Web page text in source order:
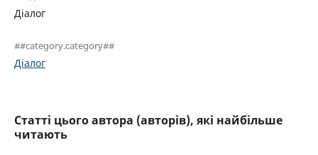
Діалог
##category.category##
Діалог
Статті цього автора (авторів), які найбільше
читають